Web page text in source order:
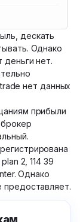
дескать
Однако
деньги нет.
нет данных
прибыли
2, 114 39
Однако
предоставляет.